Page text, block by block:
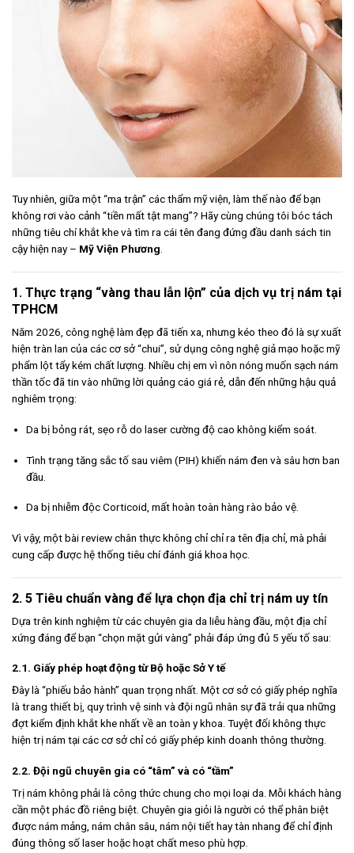
Tuy nhiên, giữa một “ma trận” các thẩm mỹ viện, làm thế nào để bạn
không rơi vào cảnh “tiền mất tật mang”? Hãy cùng chúng tôi bóc tách
những tiêu chí khắt khe và tìm ra cái tên đang đứng đầu danh sách tin
cậy hiện nay – Mỹ Viện Phương.
1. Thực trạng “vàng thau lẫn lộn” của dịch vụ trị nám tại
TPHCM
Năm 2026, công nghệ làm đẹp đã tiến xa, nhưng kéo theo đó là sự xuất
hiện tràn lan của các cơ sở “chui”, sử dụng công nghệ giả mạo hoặc mỹ
phẩm lột tẩy kém chất lượng. Nhiều chị em vì nôn nóng muốn sạch nám
thần tốc đã tin vào những lời quảng cáo giá rẻ, dẫn đến những hậu quả
nghiêm trọng:
Da bị bỏng rát, sẹo rỗ do laser cường độ cao không kiểm soát.
Tình trạng tăng sắc tố sau viêm (PIH) khiến nám đen và sâu hơn ban
đầu.
Da bị nhiễm độc Corticoid, mất hoàn toàn hàng rào bảo vệ.
Vì vậy, một bài review chân thực không chỉ chỉ ra tên địa chỉ, mà phải
cung cấp được hệ thống tiêu chí đánh giá khoa học.
2. 5 Tiêu chuẩn vàng để lựa chọn địa chỉ trị nám uy tín
Dựa trên kinh nghiệm từ các chuyên gia da liễu hàng đầu, một địa chỉ
xứng đáng để bạn “chọn mặt gửi vàng” phải đáp ứng đủ 5 yếu tố sau:
2.1. Giấy phép hoạt động từ Bộ hoặc Sở Y tế
Đây là “phiếu bảo hành” quan trọng nhất. Một cơ sở có giấy phép nghĩa
là trang thiết bị, quy trình vệ sinh và đội ngũ nhân sự đã trải qua những
đợt kiểm định khắt khe nhất về an toàn y khoa. Tuyệt đối không thực
hiện trị nám tại các cơ sở chỉ có giấy phép kinh doanh thông thường.
2.2. Đội ngũ chuyên gia có “tâm” và có “tầm”
Trị nám không phải là công thức chung cho mọi loại da. Mỗi khách hàng
cần một phác đồ riêng biệt. Chuyên gia giỏi là người có thể phân biệt
được nám mảng, nám chân sâu, nám nội tiết hay tàn nhang để chỉ định
đúng thông số laser hoặc hoạt chất meso phù hợp.